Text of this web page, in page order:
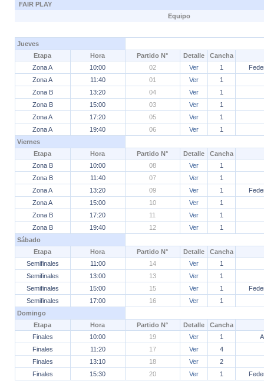
FAIR PLAY
Equipo
Jueves
Etapa
Hora Partido N° Detalle
Cancha
Zona A
10:00 02 Ver 1
Zona A
11:40 01 Ver
1
Zona B
13:20 04 Ver
1
Zona B
15:00 03 Ver
1
Zona A
17:20 05 Ver
1
Zona A
19:40 06 Ver
1
Viernes
Etapa
Hora Partido N° Detalle
Cancha
Zona B
10:00 08 Ver
1
Zona B
11:40 07 Ver
1
Zona A
13:20 09 Ver 1
Zona A
15:00 10 Ver
1
Zona B
17:20 11 Ver
1
Zona B
19:40 12 Ver
1
Sábado
Etapa
Hora Partido N° Detalle
Cancha
Semifinales
11:00 14 Ver
1
Semifinales
13:00 13 Ver
1
Semifinales
15:00 15 Ver 1
Semifinales
17:00 16 Ver
1
Domingo
Etapa
Hora Partido N° Detalle
Cancha
Finales
10:00 19 Ver 1
Finales
11:20 17 Ver
4
Finales
13:10 18 Ver
2
Finales
15:30 20 Ver 1